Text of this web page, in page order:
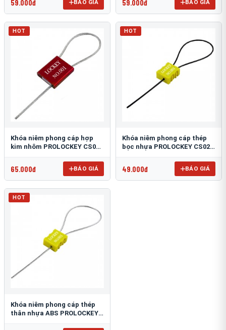
59.000đ BÁO GIÁ 59.000đ BÁO GIÁ
HOT
Khóa niêm phong cáp hợp
kim nhôm PROLOCKEY CS01-
65.000đ BÁO GIÁ
HOT
Khóa niêm phong cáp thép
bọc nhựa PROLOCKEY CS02-
49.000đ BÁO GIÁ
HOT
Khóa niêm phong cáp thép
thân nhựa ABS PROLOCKEY